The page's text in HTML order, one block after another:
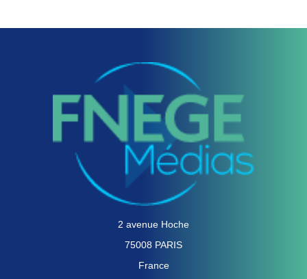
2 avenue Hoche
75008 PARIS
France